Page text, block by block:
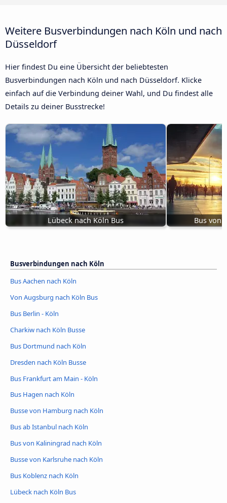
Weitere Busverbindungen nach Köln und nach
Düsseldorf
Hier findest Du eine Übersicht der beliebtesten
Busverbindungen nach Köln und nach Düsseldorf. Klicke
einfach auf die Verbindung deiner Wahl, und Du findest alle
Details zu deiner Busstrecke!
Lübeck nach Köln Bus Bus von
Busverbindungen nach Köln
Bus Aachen nach Köln
Von Augsburg nach Köln Bus
Bus Berlin - Köln
Charkiw nach Köln Busse
Bus Dortmund nach Köln
Dresden nach Köln Busse
Bus Frankfurt am Main - Köln
Bus Hagen nach Köln
Busse von Hamburg nach Köln
Bus ab Istanbul nach Köln
Bus von Kaliningrad nach Köln
Busse von Karlsruhe nach Köln
Bus Koblenz nach Köln
Lübeck nach Köln Bus